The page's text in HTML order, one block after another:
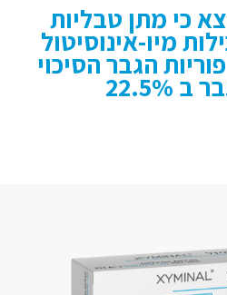
כי מתן טבליות
מיו-אינוסיטול
הגבר הסיכוי
22.5%